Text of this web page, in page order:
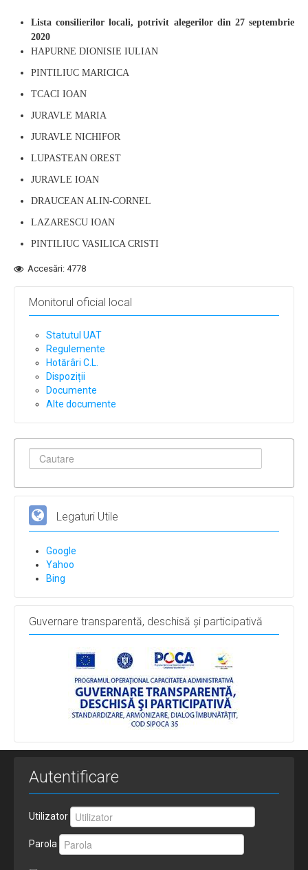
Lista consilierilor locali, potrivit alegerilor din 27 septembrie
2020
HAPURNE DIONISIE IULIAN
PINTILIUC MARICICA
TCACI IOAN
JURAVLE MARIA
JURAVLE NICHIFOR
LUPASTEAN OREST
JURAVLE IOAN
DRAUCEAN ALIN-CORNEL
LAZARESCU IOAN
PINTILIUC VASILICA CRISTI
Accesări: 4778
Monitorul oficial local
Statutul UAT
Regulemente
Hotărâri C.L.
Dispoziții
Documente
Alte documente
Legaturi Utile
Google
Yahoo
Bing
Guvernare transparentă, deschisă și participativă
Autentificare
Utilizator
Parola